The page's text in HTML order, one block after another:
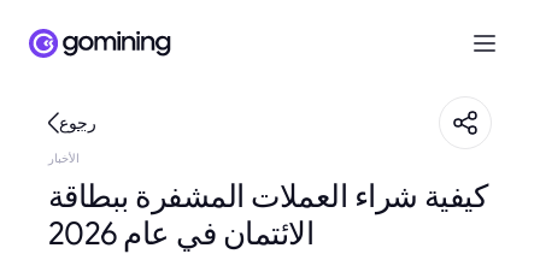
رجوع
الأخبار
كيفية شراء العملات المشفرة ببطاقة
الائتمان في عام 2026